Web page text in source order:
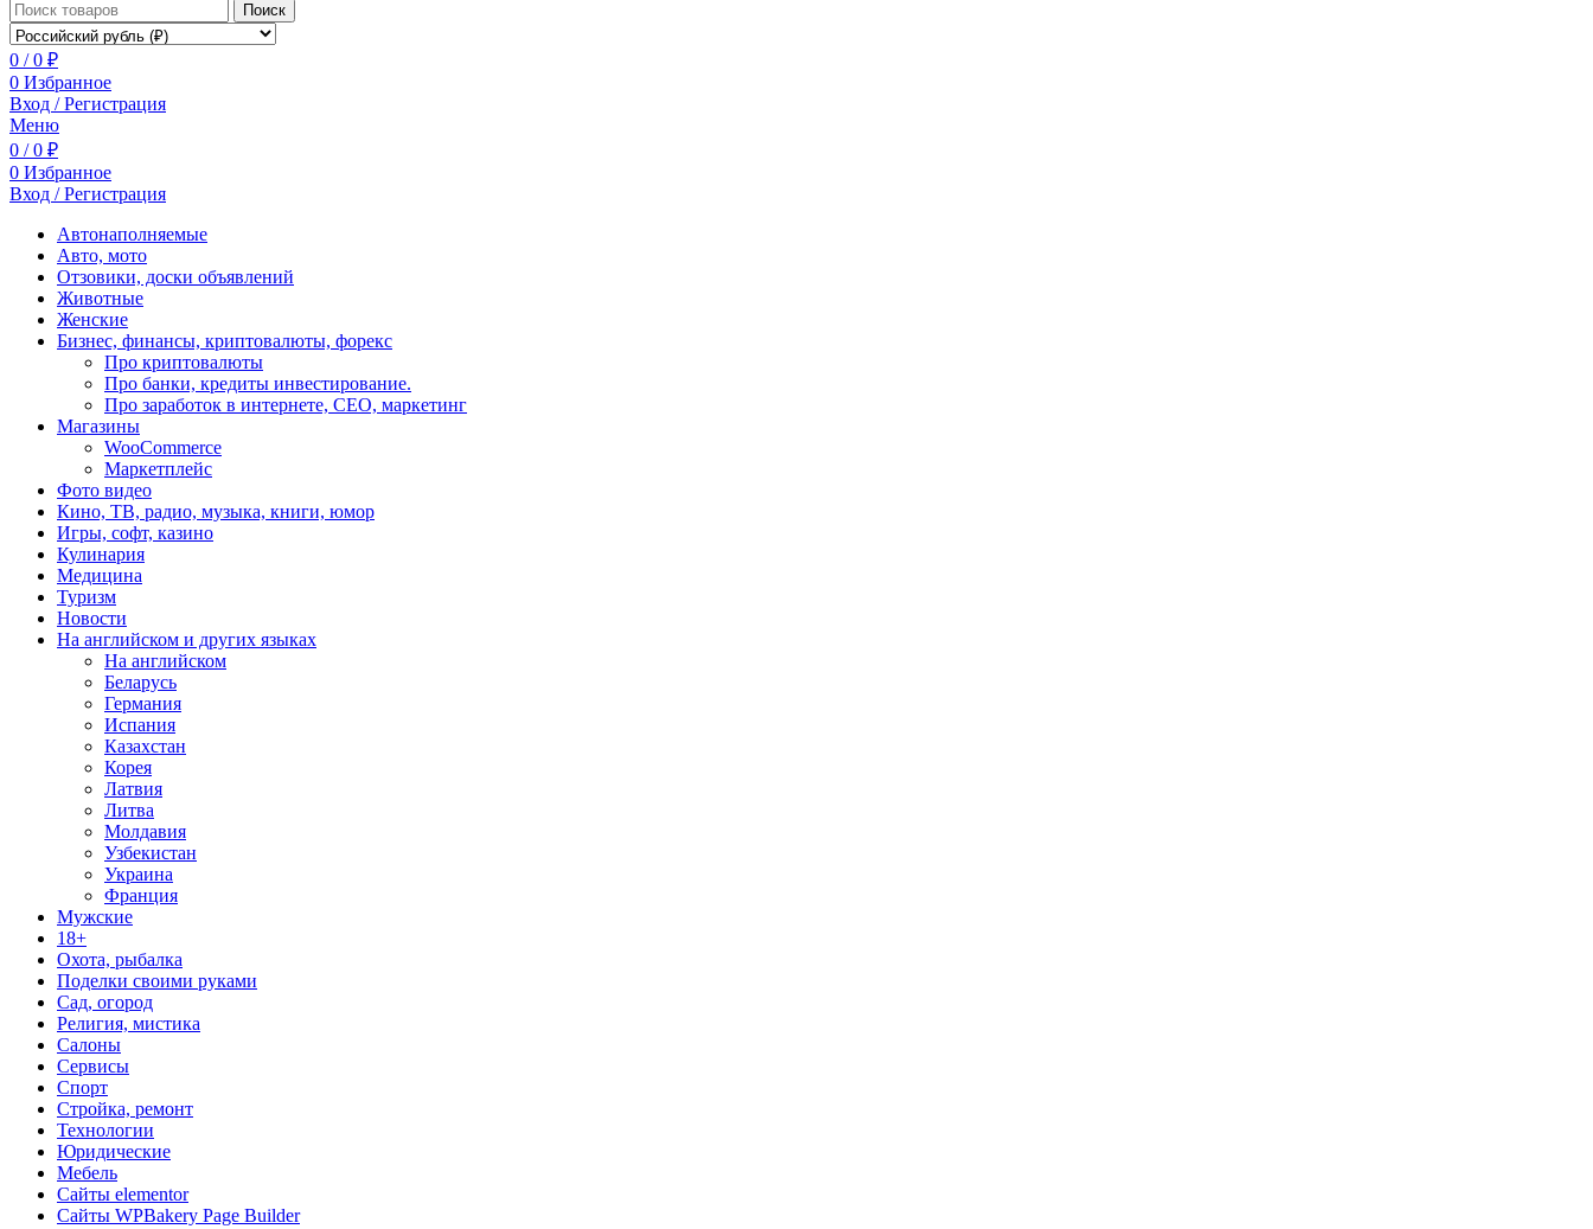
Поиск
0 / 0 ₽
0 Избранное
Вход / Регистрация
Меню
0 / 0 ₽
0 Избранное
Вход / Регистрация
Автонаполняемые
Авто, мото
Отзовики, доски объявлений
Животные
Женские
Бизнес, финансы, криптовалюты, форекс
Про криптовалюты
Про банки, кредиты инвестирование.
Про заработок в интернете, СЕО, маркетинг
Магазины
WooCommerce
Маркетплейс
Фото видео
Кино, ТВ, радио, музыка, книги, юмор
Игры, софт, казино
Кулинария
Медицина
Туризм
Новости
На английском и других языках
На английском
Беларусь
Германия
Испания
Казахстан
Корея
Латвия
Литва
Молдавия
Узбекистан
Украина
Франция
Мужские
18+
Охота, рыбалка
Поделки своими руками
Сад, огород
Религия, мистика
Салоны
Сервисы
Спорт
Стройка, ремонт
Технологии
Юридические
Мебель
Сайты elementor
Сайты WPBakery Page Builder